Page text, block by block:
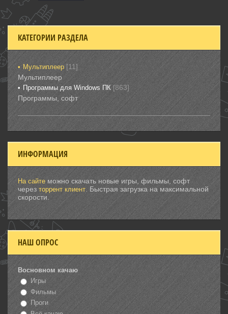
КАТЕГОРИИ РАЗДЕЛА
Мультиплеер [11]
Мультиплеер
Программы для Windows ПК [863]
Программы, софт
ИНФОРМАЦИЯ
На сайте можно скачать новые игры, фильмы, софт
через торрент клиент . Быстрая загрузка на максимальной
скорости.
НАШ ОПРОС
Восновном качаю
Игры
Фильмы
Проги